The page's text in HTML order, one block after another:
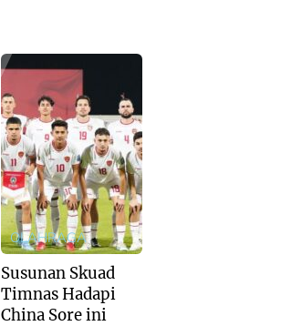
OLAHRAGA
Susunan Skuad
Timnas Hadapi
China Sore ini